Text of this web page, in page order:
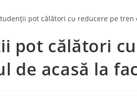
pot călători
de acasă la